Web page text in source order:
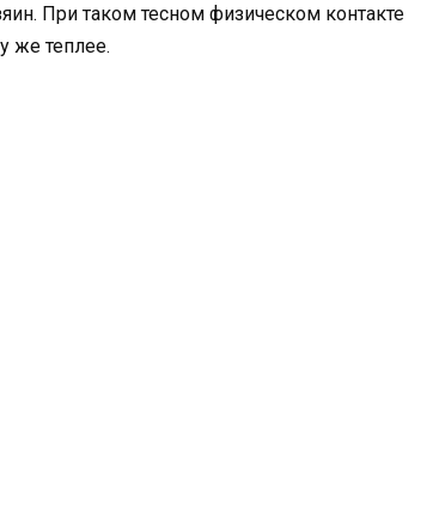
При таком тесном физическом контакте
же теплее.